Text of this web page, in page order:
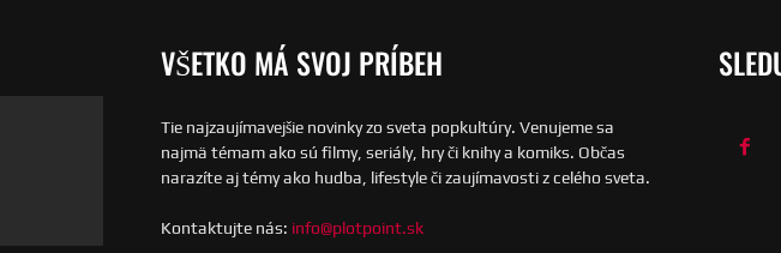
VŠETKO MÁ SVOJ PRÍBEH
Tie najzaujímavejšie novinky zo sveta popkultúry. Venujeme sa
najmä témam ako sú filmy, seriály, hry či knihy a komiks. Občas
narazíte aj témy ako hudba, lifestyle či zaujímavosti z celého sveta.
Kontaktujte nás: info@plotpoint.sk